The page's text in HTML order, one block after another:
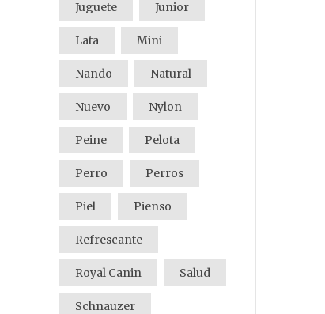
Juguete Junior
Lata Mini
Nando Natural
Nuevo Nylon
Peine Pelota
Perro Perros
Piel Pienso
Refrescante
Royal Canin Salud
Schnauzer